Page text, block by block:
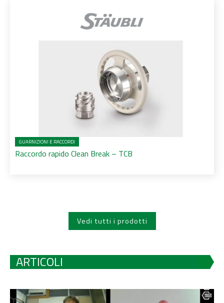
GUARNIZIONI E RACCORDI
Raccordo rapido Clean Break – TCB
Vedi tutti i prodotti
ARTICOLI